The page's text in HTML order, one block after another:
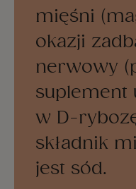
mięśni
okazji
nerwowy
suplement
w D-
składnik
jest sód.